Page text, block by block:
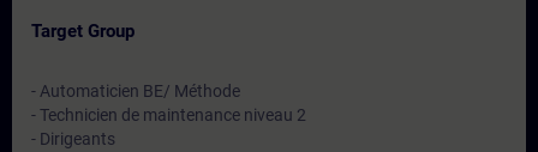
Target Group
- Automaticien BE/ Méthode
- Technicien de maintenance niveau 2
- Dirigeants